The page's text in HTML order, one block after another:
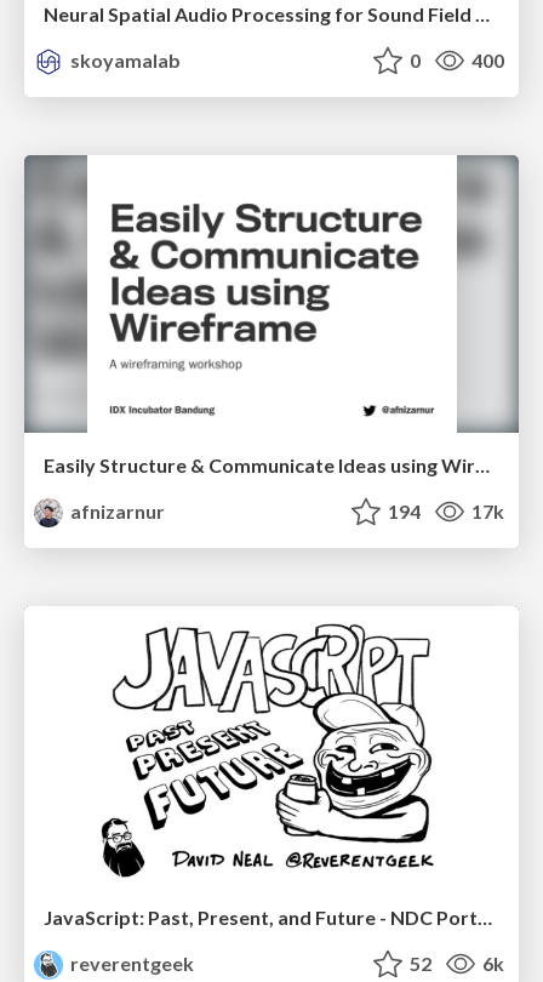
Neural Spatial Audio Processing for Sound Field Analysis and Control
skoyamalab
0 400
Easily Structure & Communicate Ideas using Wireframe
afnizarnur
194 17k
reverentgeek
52 6k